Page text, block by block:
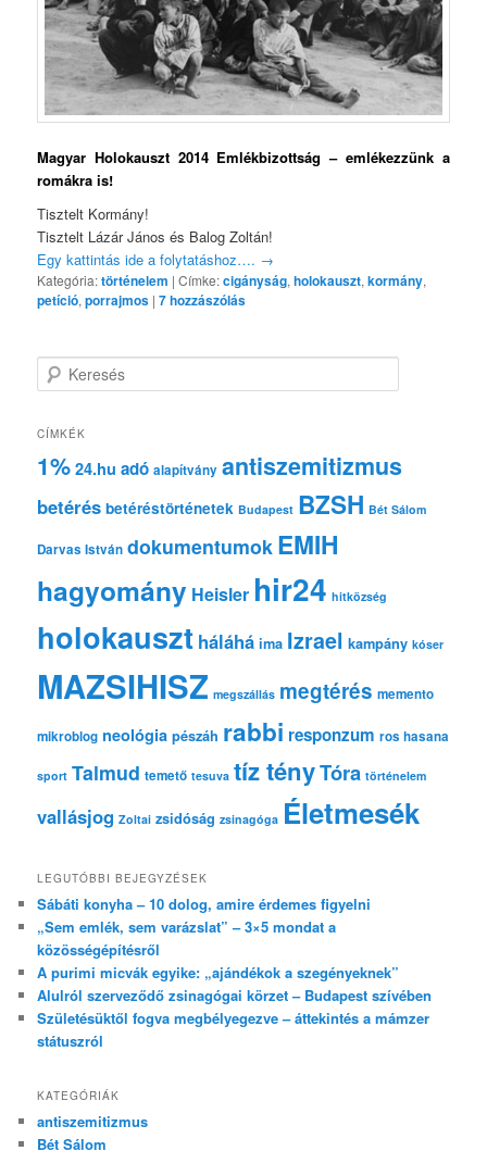
Magyar Holokauszt 2014 Emlékbizottság – emlékezzünk a
romákra is!
Tisztelt Kormány!
Tisztelt Lázár János és Balog Zoltán!
Egy kattintás ide a folytatáshoz…. →
Kategória:történelem |Címke:cigányság,holokauszt,kormány,
petíció,porrajmos |7hozzászólás
e
e
é
CÍMKÉK
1% 24.hu adó alapítvány antiszemitizmus
betérés betéréstörténetek Budapest BZSH Bét Sálom
Darvas István dokumentumok EMIH
hagyomány Heisler hir24 hitközség
holokauszt háláhá ima Izrael kampány kóser
MAZSIHISZ megszállás megtérés memento
mikroblog neológia pészáh rabbi responzum ros hasana
sport Talmud temető tesuva tíz tényTóra történelem
vallásjog Zoltai zsidóság zsinagóga Életmesék
LEGUTÓBBI BEJEGYZÉSEK
Sábáti konyha – 10 dolog, amire érdemes figyelni
„Sem emlék, sem varázslat” – 3×5 mondat a
közösségépítésről
A purimi micvák egyike: „ajándékok a szegényeknek”
Alulról szerveződő zsinagógai körzet – Budapest szívében
Születésüktől fogva megbélyegezve – áttekintés a mámzer
státuszról
KATEGÓRIÁK
antiszemitizmus
Bét Sálom